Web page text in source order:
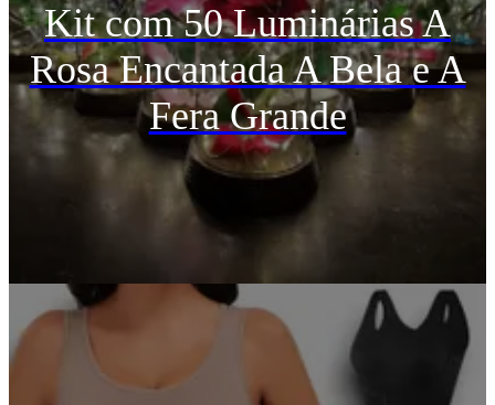
Kit com 50 Luminárias A
Rosa Encantada A Bela e A
Fera Grande